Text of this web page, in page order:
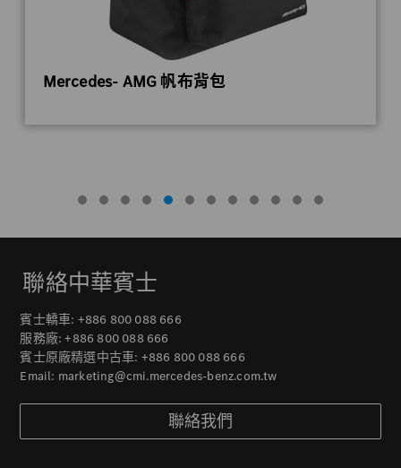
Mercedes- AMG 帆布背包
聯絡中華賓士
賓士轎車: +886 800 088 666
服務廠:+886 800 088 666
賓士原廠精選中古車: +886 800 088 666
Email: marketing@cmi.mercedes-benz.com.tw
聯絡我們